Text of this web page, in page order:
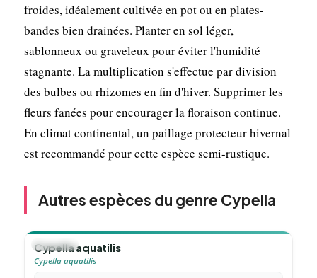
froides, idéalement cultivée en pot ou en plates-
bandes bien drainées. Planter en sol léger,
sablonneux ou graveleux pour éviter l'humidité
stagnante. La multiplication s'effectue par division
des bulbes ou rhizomes en fin d'hiver. Supprimer les
fleurs fanées pour encourager la floraison continue.
En climat continental, un paillage protecteur hivernal
est recommandé pour cette espèce semi-rustique.
Autres espèces du genre Cypella
🪴VIVACE
Cypella aquatilis
Cypella aquatilis